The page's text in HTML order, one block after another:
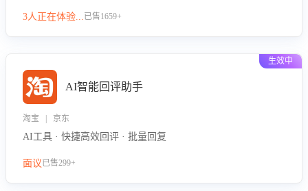
技巧！
3人正在体验...已售1659+
生效中
AI智能回评助手
淘宝 | 京东
AI工具 · 快捷高效回评 · 批量回复
面议已售299+